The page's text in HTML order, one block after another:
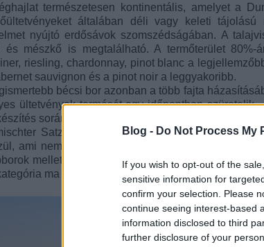
Blog - Do Not Process My
If you wish to opt-out of the
sensitive information for
confirm your selection. Please
continue seeing interest-based
information disclosed to third
further disclosure of your
természetesen kontinentális, amelyet a
általában déli vagy keleti tájolású
nyújtó erdősávok szomszédságában. A
és mészkő is megtalálható. A termőterület 80%-
riesling, chardonnay, pinot blanc a
sauvignon és a pinot noir a leggyakoribb.
bécsi bor azonban a több fajta
ültetvények termését egy időpontban szüretelik
során is egy tételként kezelik a számos
Satz így jellemzően fajtánként is
ami nem teszi feltétlenül könnyű műfajjá, a
mellett dűlős tételeket is készítenek belőle.
ma már a bécsi borászatok szortimentjének